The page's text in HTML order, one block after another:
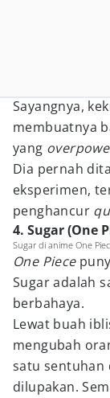
Sayangnya,
membuatnya
yang
Dia pernah
eksperimen,
penghancur
4. Sugar (One
Sugar di anime One
One Piece
Sugar adalah
berbahaya.
Lewat buah
mengubah
satu sentuhan
dilupakan.